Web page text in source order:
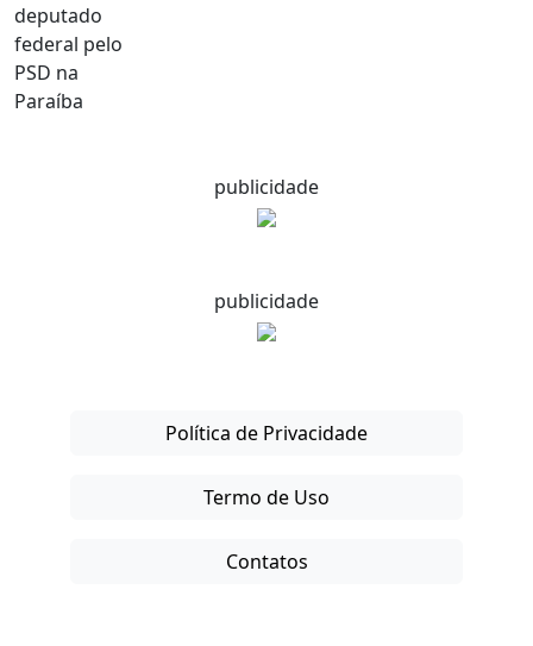
publicidade
publicidade
Política de Privacidade
Termo de Uso
Contatos